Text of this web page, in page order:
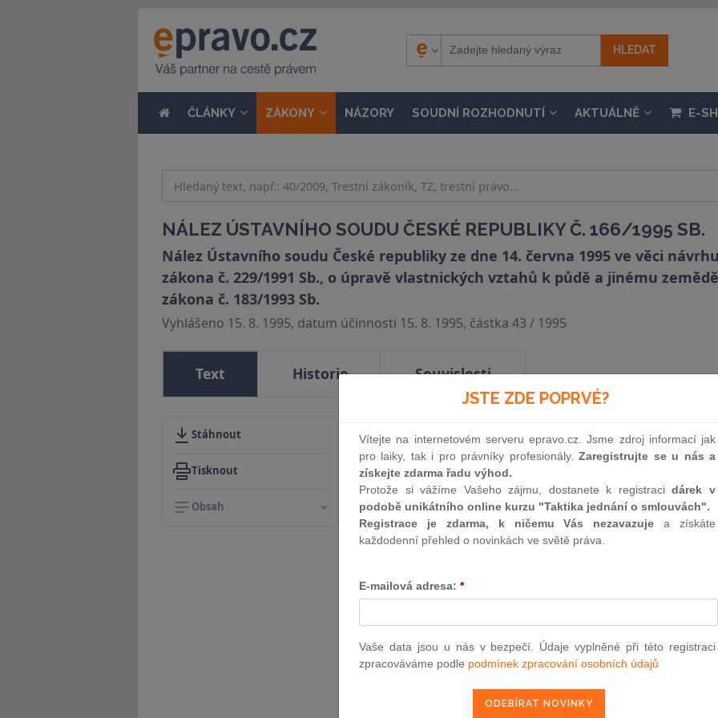
ČLÁNKY ZÁKONY NÁZORY SOUDNÍ ROZHODNUTÍ AKTUÁLNĚ E-
NÁLEZ ÚSTAVNÍHO SOUDU ČESKÉ REPUBLIKY Č. 166/1995 SB.
Nález Ústavního soudu České republiky ze dne 14. června 1995 ve věci
zákona č. 229/1991 Sb., o úpravě vlastnických vztahů k půdě a jinému
zákona č. 183/1993 Sb.
Vyhlášeno 15. 8. 1995, datum účinnosti 15. 8. 1995, částka 43 / 1995
Text Historie Souvislosti
Stáhnout
Tisknout
Obsah
Vyhlášené zněníod 15. 8. 1995
166
NÁLEZ
Ústavního soudu České
Jménem České republiky
Ústavní soud České republiky rozhodl dne 14.
229/1991 Sb., o úpravě vlastnických vztahů k
JSTE ZDE POPRVÉ?
Vítejte na internetovém serveru epravo.cz. Jsme zdroj informací jak
pro laiky, tak i pro právníky profesionály.Zaregistrujte se u nás a
získejte zdarma řadu výhod.
Protože si vážíme Vašeho zájmu, dostanete k registracidárek v
podobě unikátního online kurzu "Taktika jednání o smlouvách".
Registrace je zdarma, k ničemu Vás nezavazuje a získáte
každodenní přehled o novinkách ve světě práva.
E-mailová adresa: *
Vaše data jsou u nás v bezpečí. Údaje vyplněné při této registraci
zpracováváme podle podmínek zpracování osobních údajů